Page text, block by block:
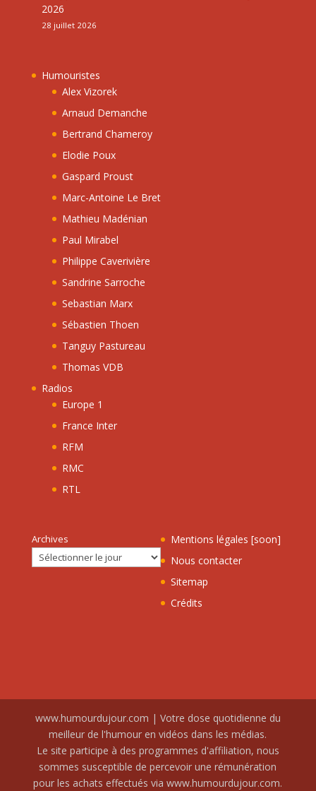
2026
28 juillet 2026
Humouristes
Alex Vizorek
Arnaud Demanche
Bertrand Chameroy
Elodie Poux
Gaspard Proust
Marc-Antoine Le Bret
Mathieu Madénian
Paul Mirabel
Philippe Caverivière
Sandrine Sarroche
Sebastian Marx
Sébastien Thoen
Tanguy Pastureau
Thomas VDB
Radios
Europe 1
France Inter
RFM
RMC
RTL
Archives
Mentions légales [soon]
Nous contacter
Sitemap
Crédits
www.humourdujour.com | Votre dose quotidienne du
meilleur de l'humour en vidéos dans les médias.
Le site participe à des programmes d'affiliation, nous
sommes susceptible de percevoir une rémunération
pour les achats effectués via www.humourdujour.com.